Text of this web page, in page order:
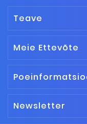
Teave
Meie Ettevõte
Newsletter